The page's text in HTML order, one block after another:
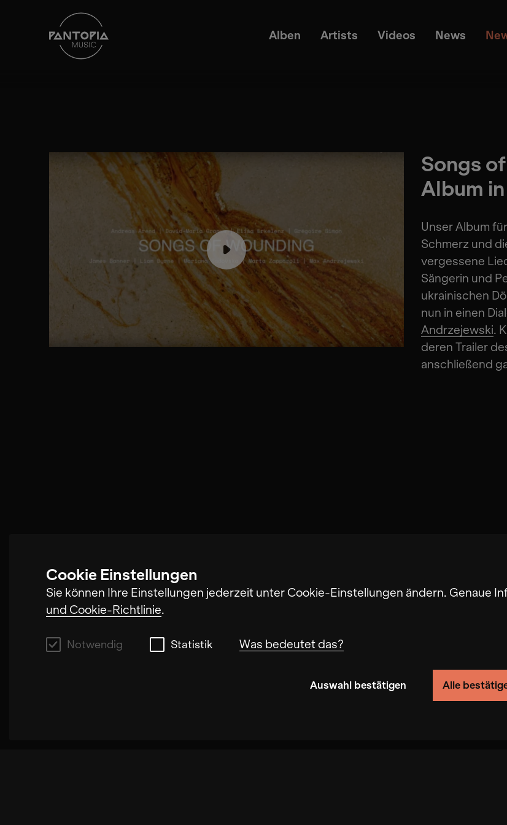
Alben Artists Videos News
Cookie Einstellungen
Sie können Ihre Einstellungen jederzeit unter Cookie-Einstellungen ändern. Genaue
und Cookie-Richtlinie.
Notwendig Statistik Was bedeutet das?
Auswahl bestätigen Alle
Songs
Album
Unser Album
Schmerz und
vergessene
Sängerin und
ukrainischen
nun in einen
Andrzejewski.
deren Trailer
anschließend